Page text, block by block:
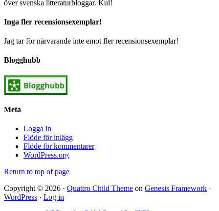
över svenska litteraturbloggar. Kul!
Inga fler recensionsexemplar!
Jag tar för närvarande inte emot fler recensionsexemplar!
Blogghubb
Meta
Logga in
Flöde för inlägg
Flöde för kommentarer
WordPress.org
Return to top of page
Copyright © 2026 · Quattro Child Theme on Genesis Framework ·
WordPress · Log in